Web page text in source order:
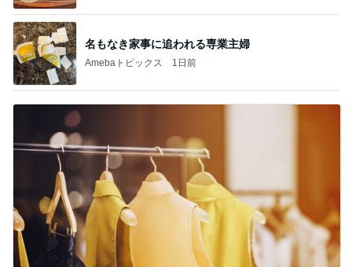
名もなき家事に追われる専業主婦
Amebaトピックス 1日前